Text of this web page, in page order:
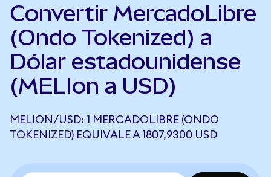
Convertir MercadoLibre
(Ondo Tokenized) a
Dólar estadounidense
(MELIon a USD)
MELION/USD: 1 MERCADOLIBRE (ONDO
TOKENIZED) EQUIVALE A 1807,9300 USD